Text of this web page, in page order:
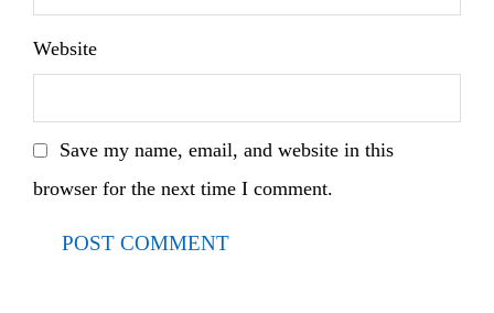
Website
Save my name, email, and website in this
browser for the next time I comment.